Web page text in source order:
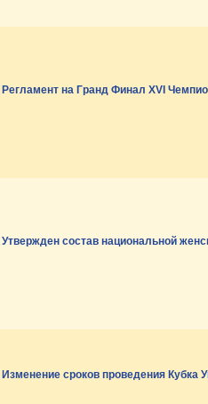
Регламент на Гранд Финал XVI
Утвержден состав национальной
Изменение сроков проведения Кубка